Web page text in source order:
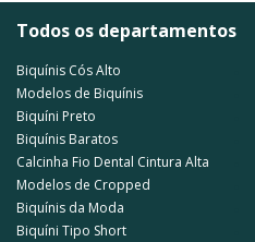
Todos os departamentos
Biquínis Cós Alto
Modelos de Biquínis
Biquíni Preto
Biquínis Baratos
Calcinha Fio Dental Cintura Alta
Modelos de Cropped
Biquínis da Moda
Biquíni Tipo Short